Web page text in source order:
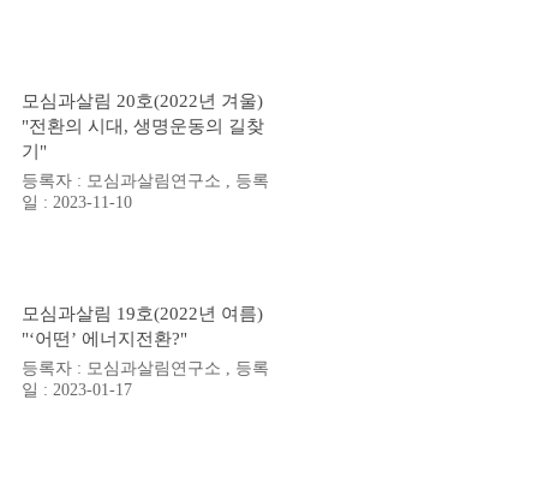
모심과살림 20호(2022년 겨울)
"전환의 시대, 생명운동의 길찾
기"
등록자 : 모심과살림연구소 , 등록
일 : 2023-11-10
모심과살림 19호(2022년 여름)
"‘어떤’ 에너지전환?"
등록자 : 모심과살림연구소 , 등록
일 : 2023-01-17